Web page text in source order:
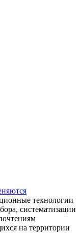
технологии
систематизации
на территории